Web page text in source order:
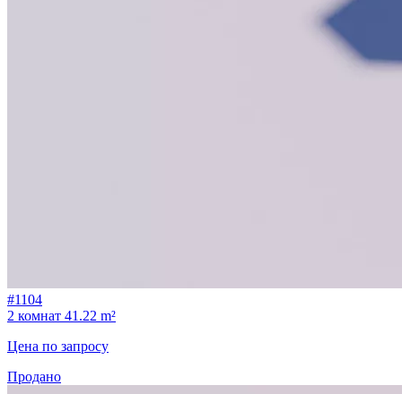
#1104
2 комнат 41.22 m²
Цена по запросу
Продано